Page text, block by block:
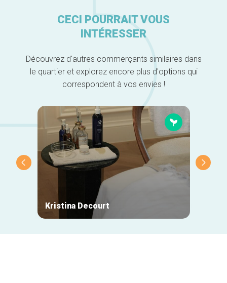
CECI POURRAIT VOUS
INTÉRESSER
Découvrez d'autres commerçants similaires dans
le quartier et explorez encore plus d'options qui
correspondent à vos envies !
Kristina Decourt